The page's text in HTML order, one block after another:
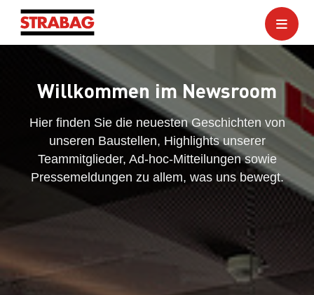
Willkommen im Newsroom
Hier finden Sie die neuesten Geschichten von
unseren Baustellen, Highlights unserer
Teammitglieder, Ad-hoc-Mitteilungen sowie
Pressemeldungen zu allem, was uns bewegt.